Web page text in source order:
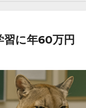
習に年60万円